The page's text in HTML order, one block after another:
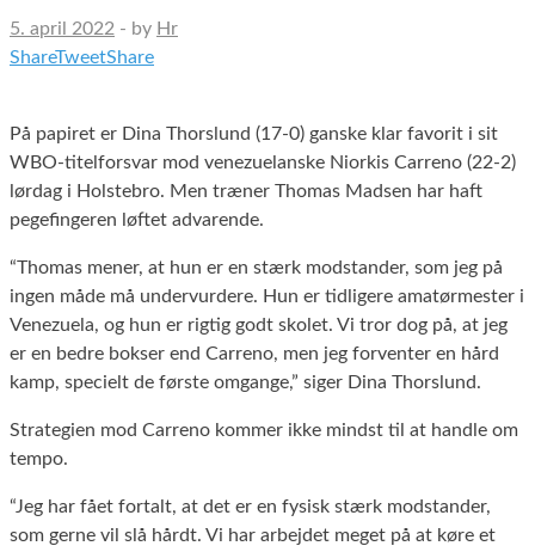
5. april 2022 - by Hr
ShareTweetShare
På papiret er Dina Thorslund (17-0) ganske klar favorit i sit
WBO-titelforsvar mod venezuelanske Niorkis Carreno (22-2)
lørdag i Holstebro. Men træner Thomas Madsen har haft
pegefingeren løftet advarende.
“Thomas mener, at hun er en stærk modstander, som jeg på
ingen måde må undervurdere. Hun er tidligere amatørmester i
Venezuela, og hun er rigtig godt skolet. Vi tror dog på, at jeg
er en bedre bokser end Carreno, men jeg forventer en hård
kamp, specielt de første omgange,” siger Dina Thorslund.
Strategien mod Carreno kommer ikke mindst til at handle om
tempo.
“Jeg har fået fortalt, at det er en fysisk stærk modstander,
som gerne vil slå hårdt. Vi har arbejdet meget på at køre et